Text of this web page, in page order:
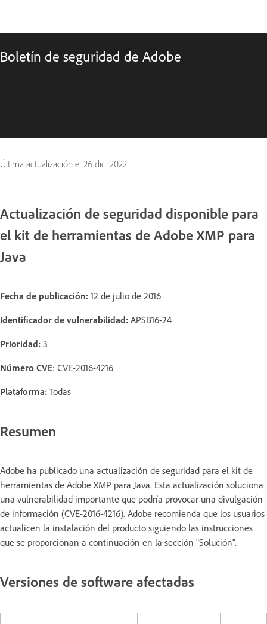
Boletín de seguridad de Adobe
Última actualización el 26 dic. 2022
Actualización de seguridad disponible para
el kit de herramientas de Adobe XMP para
Java
Fecha de publicación: 12 de julio de 2016
Identificador de vulnerabilidad: APSB16-24
Prioridad: 3
Número CVE: CVE-2016-4216
Plataforma: Todas
Resumen
Adobe ha publicado una actualización de seguridad para el kit de
herramientas de Adobe XMP para Java. Esta actualización soluciona
una vulnerabilidad importante que podría provocar una divulgación
de información (CVE-2016-4216). Adobe recomienda que los usuarios
actualicen la instalación del producto siguiendo las instrucciones
que se proporcionan a continuación en la sección "Solución".
Versiones de software afectadas